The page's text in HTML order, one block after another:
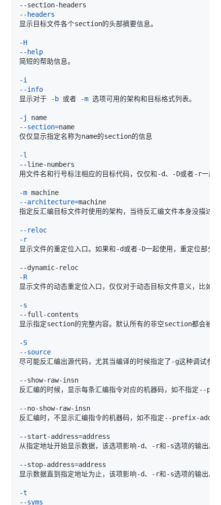
--headers
-H
--help
-i
--info
显示对于
-b 或者 -m
-j
--section=
-l
-m
--architecture=
指定反汇编目标文件时使用的架构，当待反汇编文件本身没描述
--reloc
-r
-R
-s
-S
--source
--start-address=
--stop-address=
-t
--syms